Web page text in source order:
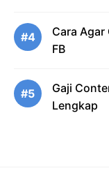
#4
Cara Agar
FB
#5
Gaji
Lengkap